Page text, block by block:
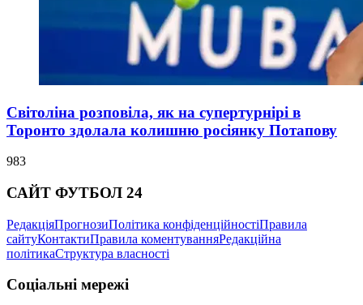
Світоліна розповіла, як на супертурнірі в
Торонто здолала колишню росіянку Потапову
983
САЙТ ФУТБОЛ 24
РедакціяПрогнозиПолітика конфіденційностіПравила
сайтуКонтактиПравила коментуванняРедакційна
політикаСтруктура власності
Соціальні мережі